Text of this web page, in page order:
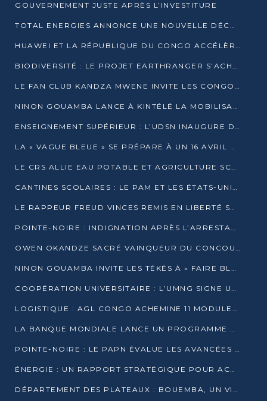
GOUVERNEMENT JUSTE APRÈS L’INVESTITURE
TOTAL ENERGIES ANNONCE UNE NOUVELLE DÉCOUVERTE D’HYDROCARBURES SUR LE PERMIS MOHO AU LARGE DU CONGO
HUAWEI ET LA RÉPUBLIQUE DU CONGO ACCÉLÈRENT LEUR PARTENARIAT
BIODIVERSITÉ : LE PROJET EARTHRANGER S’ACHÈVE, MAIS LES DÉFIS DEMEURENT
LE FAN CLUB KANDZA MWENE INVITE LES CONGOLAIS À UNE FORTE AFFLUENCE AU STADE DE KINTÉLÉ
NINON GOUAMBA LANCE À KINTÉLÉ LA MOBILISATION POUR L’INVESTITURE DR DSN
ENSEIGNEMENT SUPÉRIEUR : L’UDSN INAUGURE DES LABORATOIRES POUR BOOSTER LA FORMATION PRATIQUE
LA « VAGUE BLEUE » SE PRÉPARE À UN 16 AVRIL HISTORIQUE
LE CRS ALLIE EAU POTABLE ET AGRICULTURE SCOLAIRE AU CŒUR DE LA TRANSFORMATION DES ÉCOLES RURALES
CANTINES SCOLAIRES : LE PAM ET LES ÉTATS-UNIS AU CONTACT DES ÉCOLIERS DE KINKALA
LE RAPPEUR FREUD VINCES REMIS EN LIBERTÉ SOUS PRESSION MÉDIATIQUE
POINTE-NOIRE : INDIGNATION APRÈS L’ARRESTATION DU RAPPEUR FREUD VINCES
OWEN OKANDZE SACRÉ VAINQUEUR DU CONCOURS SLAM POUR LA VIE
NINON GOUAMBA INVITE LES TÉKÉS À « FAIRE BLOC » POUR PESER DANS LE DÉBAT NATIONAL
COOPÉRATION UNIVERSITAIRE : L’UMNG SIGNE UN ACCORD STRATÉGIQUE AVEC L’UNIVERSITÉ HAINAN EN CHINE
LOGISTIQUE : AGL CONGO ACHEMINE 11 MODULES GÉANTS JUSQU’À BRAZZAVILLE
LA BANQUE MONDIALE LANCE UN PROGRAMME DE 394 MILLIONS DE DOLLARS POUR LE BASSIN DU CONGO
POINTE-NOIRE : LE PAPN ÉVALUE LES AVANCÉES DU MÔLE EST
ÉNERGIE : UN RAPPORT STRATÉGIQUE POUR ACCÉLÉRER LA TRANSITION AU CONGO
DÉPARTEMENT DES PLATEAUX : BOUEMBA, UN VIVIER ÉCONOMIQUE PRÊT À EXPLOSER